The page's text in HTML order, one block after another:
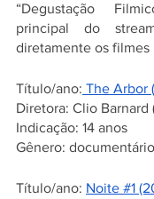
“Degustação
principal do
diretamente os filmes
Título/ano: The Arbor
Diretora: Clio Barnard
Indicação: 14 anos
Gênero:
Título/ano: Noite #1